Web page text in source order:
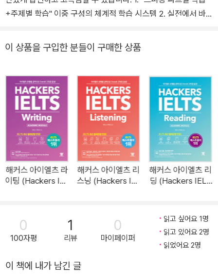
+주제별 학습" 이중 구성의 체계적 학습 시스템 2. 실전에서 바
교재 MP3 제공 4. 스피킹 점수 달성을 위한 다양한 부록 수록 1.
S 라이팅/스피킹 첨삭 게시판 2) IELTS 리딩/리스닝 실전문제 1.
"스피킹 파트별 학습+주제별 학습" 이중 구성의 체계적 학습 시
스템 1) 파트별 학습 시험 파트별 답변 전략과 표현을 학습하고
문제에 적용하면서 스피킹 전 파트 완벽 대비 2) 주제별 학습 스
피킹 시험에 자주 나오는 주제를 20개로 정리하고 각 주제별로
파트 1~3의 '빈출 문제 리스트+ 빈출 문제 공략법+모범답변' 제
시 2. 실전에서 바로 쓰는 다양한 답변 아이디어 및 표현 수록 모
든 문제에 답변 아이디어와 표현을 제공해 실전에서 어떤 내용과
을 시험에 나오는 영국식/미국식 발음으로 들으면서 학습하는 M
P3 2) 실전 대비용 MP3 교재의 문제를 들려주고 학습자가 답변
스피킹 점수 달성을 위한 다양한 부록 수록 1) 시험장 위기 상황
이 상품을 구입한 분들이 구매한 상품
해커스 아이엘츠 라
이팅 (Hackers IEL
해커스 아이엘츠 리
스닝 (Hackers IEL
해커스 아이엘츠 리
딩 (Hackers IELT
0
100자평
1
리뷰
0
마이페이퍼
읽고 싶어요 1명
읽고 있어요 2명
읽었어요 2명
이 책에 내가 남긴 글